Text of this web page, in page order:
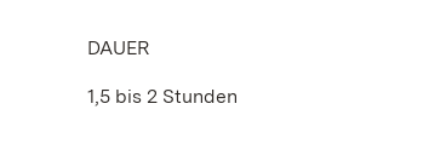
DAUER
1,5 bis 2 Stunden